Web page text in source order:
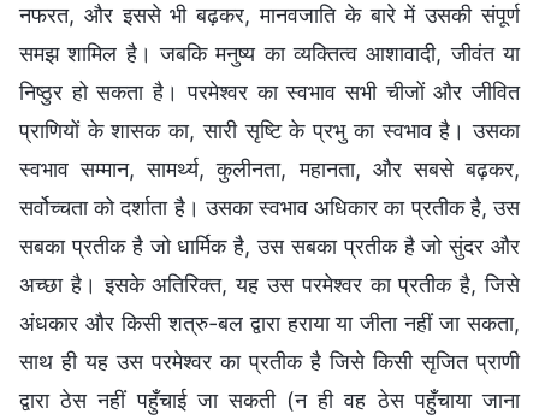
नफरत, और इससे भी बढ़कर, मानवजाति के बारे में उसकी संपूर्ण
समझ शामिल है। जबकि मनुष्य का व्यक्तित्व आशावादी, जीवंत या
निष्ठुर हो सकता है। परमेश्वर का स्वभाव सभी चीजों और जीवित
प्राणियों के शासक का, सारी सृष्टि के प्रभु का स्वभाव है। उसका
स्वभाव सम्मान, सामर्थ्य, कुलीनता, महानता, और सबसे बढ़कर,
सर्वोच्चता को दर्शाता है। उसका स्वभाव अधिकार का प्रतीक है, उस
सबका प्रतीक है जो धार्मिक है, उस सबका प्रतीक है जो सुंदर और
अच्छा है। इसके अतिरिक्त, यह उस परमेश्वर का प्रतीक है, जिसे
अंधकार और किसी शत्रु-बल द्वारा हराया या जीता नहीं जा सकता,
साथ ही यह उस परमेश्वर का प्रतीक है जिसे किसी सृजित प्राणी
द्वारा ठेस नहीं पहुँचाई जा सकती (न ही वह ठेस पहुँचाया जाना